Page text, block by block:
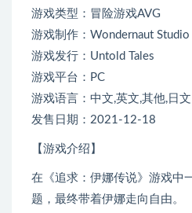
游戏类型：冒险游戏AVG
游戏制作：Wondernaut Studio
游戏发行：Untold Tales
游戏平台：PC
游戏语言：中文,英文,其他,日文
发售日期：2021-12-18
【游戏介绍】
在《追求：伊娜传说》游戏中
题，最终带着伊娜走向自由。